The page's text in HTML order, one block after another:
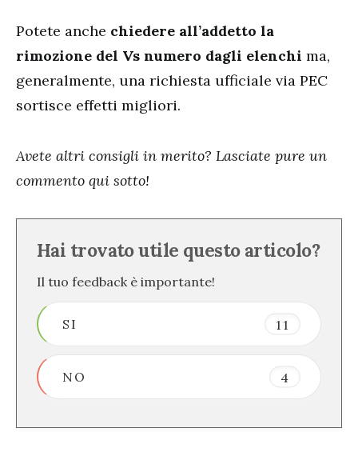
Potete anche chiedere all’addetto la
rimozione del Vs numero dagli elenchi ma,
generalmente, una richiesta ufficiale via PEC
sortisce effetti migliori.
Avete altri consigli in merito? Lasciate pure un
commento qui sotto!
Hai trovato utile questo articolo?
Il tuo feedback è importante!
SI 11
NO 4